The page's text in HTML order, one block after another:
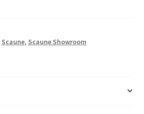
Scaune, Scaune Showroom